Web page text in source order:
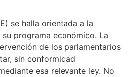
se halla orientada a la
programa económico. La
de los parlamentarios
sin conformidad
esa relevante ley. No